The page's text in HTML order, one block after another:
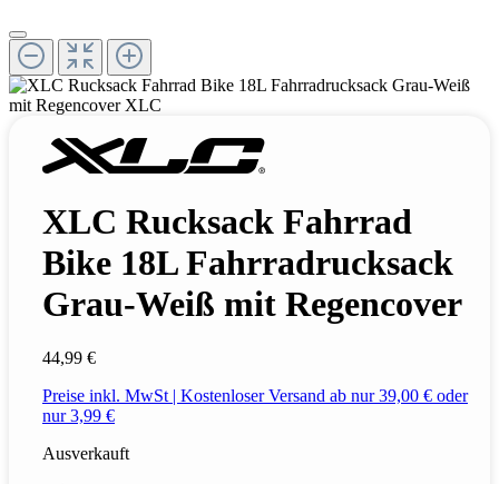
XLC Rucksack Fahrrad
Bike 18L Fahrradrucksack
Grau-Weiß mit Regencover
44,99 €
Preise inkl. MwSt | Kostenloser Versand ab nur 39,00 € oder
nur 3,99 €
Ausverkauft